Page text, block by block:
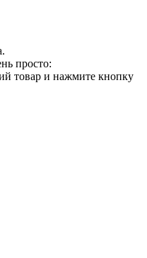
просто:
товар и нажмите кнопку